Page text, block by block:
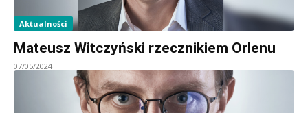
Aktualności
Mateusz Witczyński rzecznikiem Orlenu
07/05/2024